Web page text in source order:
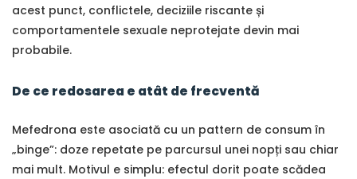
acest punct, conflictele, deciziile riscante și
comportamentele sexuale neprotejate devin mai
probabile.
De ce redosarea e atât de frecventă
Mefedrona este asociată cu un pattern de consum în
„binge”: doze repetate pe parcursul unei nopți sau chiar
mai mult. Motivul e simplu: efectul dorit poate scădea